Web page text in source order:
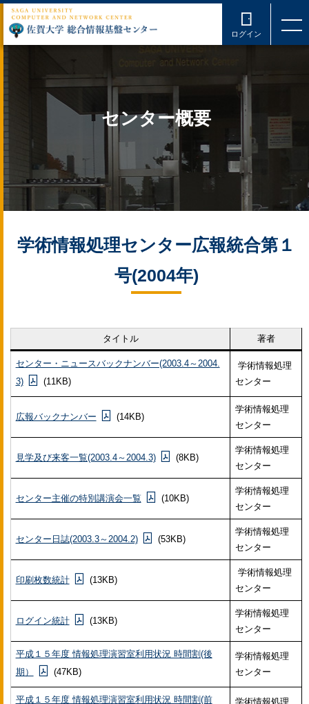
ログイン
センター概要
学術情報処理センター広報統合第１
号(2004年)
タイトル 著者
センター・ニュースバックナンバー(2003.4～2004.
3)
(11KB)
学術情報処理
センター
広報バックナンバー (14KB)
学術情報処理
センター
見学及び来客一覧(2003.4～2004.3) (8KB)
学術情報処理
センター
センター主催の特別講演会一覧 (10KB)
学術情報処理
センター
センター日誌(2003.3～2004.2) (53KB)
学術情報処理
センター
印刷枚数統計 (13KB)
学術情報処理
センター
ログイン統計 (13KB)
学術情報処理
センター
平成１５年度 情報処理演習室利用状況 時間割(後
期）
(47KB)
学術情報処理
センター
平成１５年度 情報処理演習室利用状況 時間割(前
学術情報処理